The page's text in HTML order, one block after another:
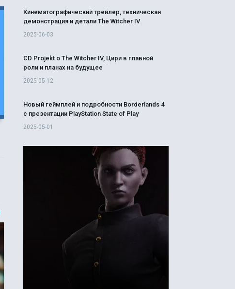
Кинематографический трейлер, техническая
демонстрация и детали The Witcher IV
2025-06-03
CD Projekt о The Witcher IV, Цири в главной
роли и планах на будущее
2025-05-12
Новый геймплей и подробности Borderlands 4
с презентации PlayStation State of Play
2025-05-01